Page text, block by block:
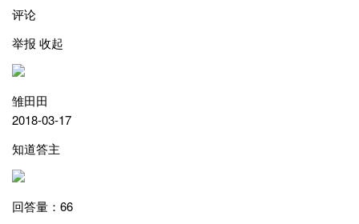
评论
举报 收起
雏田田
2018-03-17
知道答主
回答量：66